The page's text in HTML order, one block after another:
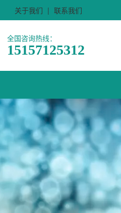
关于我们 | 联系我们
全国咨询热线：
15157125312